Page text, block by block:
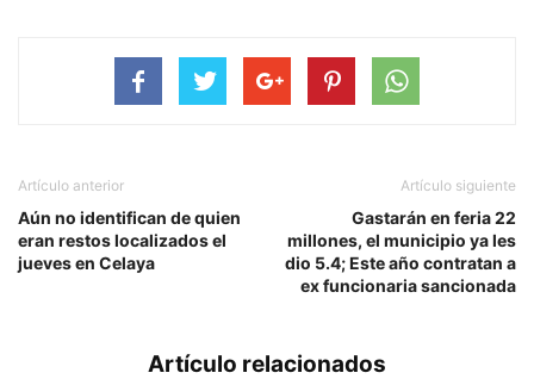
Artículo anterior
Aún no identifican de quien
eran restos localizados el
jueves en Celaya
Artículo siguiente
Gastarán en feria 22
millones, el municipio ya les
dio 5.4; Este año contratan a
ex funcionaria sancionada
Artículo relacionados